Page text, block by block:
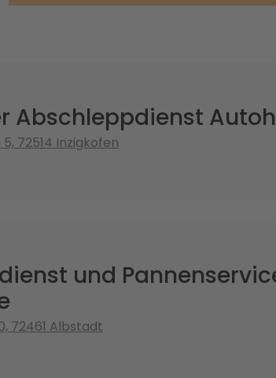
Abschleppdienst
72514 Inzigkofen
und
72461 Albstadt